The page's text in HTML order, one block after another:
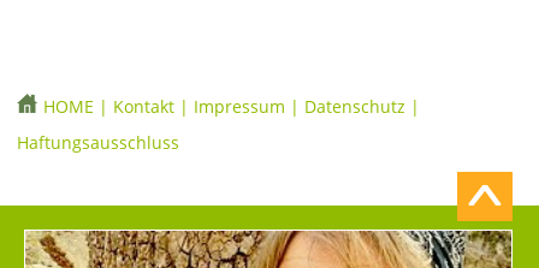
HOME | Kontakt | Impressum | Datenschutz |
Haftungsausschluss